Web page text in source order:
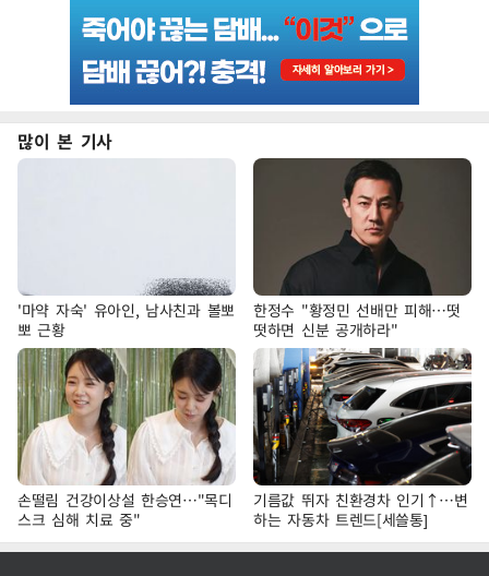
많이 본 기사
'마약 자숙' 유아인, 남사친과 볼뽀
뽀 근황
한정수 "황정민 선배만 피해…떳
떳하면 신분 공개하라"
손떨림 건강이상설 한승연…"목디
스크 심해 치료 중"
기름값 뛰자 친환경차 인기↑…변
하는 자동차 트렌드[세쓸통]